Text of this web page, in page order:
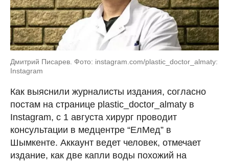
Дмитрий Писарев. Фото: instagram.com/plastic_doctor_almaty:
Instagram
Как выяснили журналисты издания, согласно
постам на странице plastic_doctor_almatу в
Instagram, с 1 августа хирург проводит
консультации в медцентре “ЕлМед” в
Шымкенте. Аккаунт ведет человек, отмечает
издание, как две капли воды похожий на